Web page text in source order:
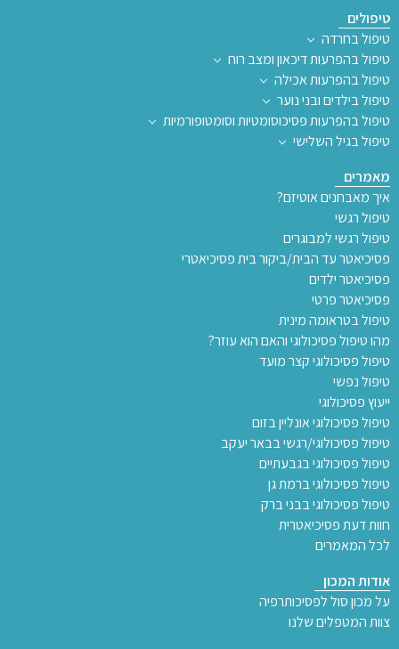
טיפולים
טיפול בחרדה
טיפול בהפרעות דיכאון ומצב רוח
טיפול בהפרעות אכילה
טיפול בילדים ובני נוער
טיפול בהפרעות פסיכוסומטיות וסומטופורמיות
טיפול בגיל השלישי
מאמרים
איך מאבחנים אוטיזם?
טיפול רגשי
טיפול רגשי למבוגרים
פסיכיאטר עד הבית/ביקור בית פסיכיאטרי
פסיכיאטר ילדים
פסיכיאטר פרטי
טיפול בטראומה מינית
מהו טיפול פסיכולוגי והאם הוא עוזר?
טיפול פסיכולוגי קצר מועד
טיפול נפשי
ייעוץ פסיכולוגי
טיפול פסיכולוגי אונליין בזום
טיפול פסיכולוגי/רגשי בבאר יעקב
טיפול פסיכולוגי בגבעתיים
טיפול פסיכולוגי ברמת גן
טיפול פסיכולוגי בבני ברק
חוות דעת פסיכיאטרית
לכל המאמרים
אודות המכון
על מכון סול לפסיכותרפיה
צוות המטפלים שלנו